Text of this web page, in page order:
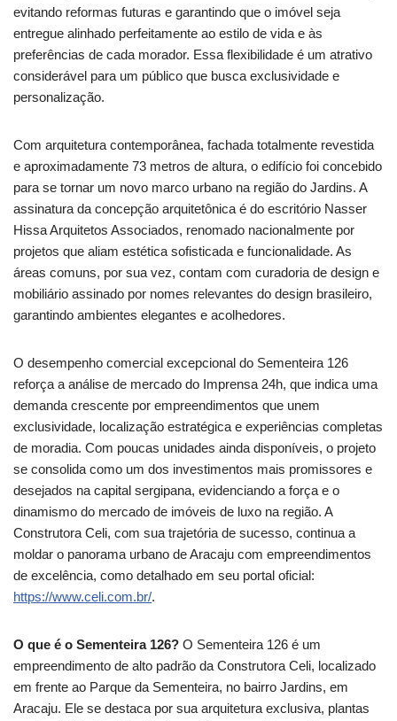
evitando reformas futuras e garantindo que o imóvel seja
entregue alinhado perfeitamente ao estilo de vida e às
preferências de cada morador. Essa flexibilidade é um atrativo
considerável para um público que busca exclusividade e
personalização.
Com arquitetura contemporânea, fachada totalmente revestida
e aproximadamente 73 metros de altura, o edifício foi concebido
para se tornar um novo marco urbano na região do Jardins. A
assinatura da concepção arquitetônica é do escritório Nasser
Hissa Arquitetos Associados, renomado nacionalmente por
projetos que aliam estética sofisticada e funcionalidade. As
áreas comuns, por sua vez, contam com curadoria de design e
mobiliário assinado por nomes relevantes do design brasileiro,
garantindo ambientes elegantes e acolhedores.
O desempenho comercial excepcional do Sementeira 126
reforça a análise de mercado do Imprensa 24h, que indica uma
demanda crescente por empreendimentos que unem
exclusividade, localização estratégica e experiências completas
de moradia. Com poucas unidades ainda disponíveis, o projeto
se consolida como um dos investimentos mais promissores e
desejados na capital sergipana, evidenciando a força e o
dinamismo do mercado de imóveis de luxo na região. A
Construtora Celi, com sua trajetória de sucesso, continua a
moldar o panorama urbano de Aracaju com empreendimentos
de excelência, como detalhado em seu portal oficial:
https://www.celi.com.br/.
O que é o Sementeira 126? O Sementeira 126 é um
empreendimento de alto padrão da Construtora Celi, localizado
em frente ao Parque da Sementeira, no bairro Jardins, em
Aracaju. Ele se destaca por sua arquitetura exclusiva, plantas